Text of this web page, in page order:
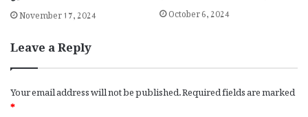
November 17, 2024 October 6, 2024
Leave a Reply
Your email address will not be published.Required fields are marked
*